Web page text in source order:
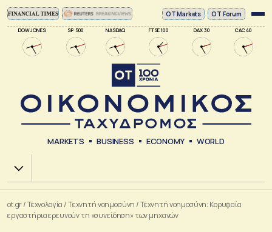
DOW JONES SP 500 NASDAQ FTSE 100 DAX 30 CAC 40
ΟΤ Markets OT Forum
MARKETS BUSINESS ECONOMY WORLD
Χ.Α.
ot.gr/Τεχνολογία /Tεχνητή νοημοσύνη /Τεχνητή νοημοσύνη: Κορυφαία
εργαστήρια ερευνούν τη «συνείδηση» των μηχανών